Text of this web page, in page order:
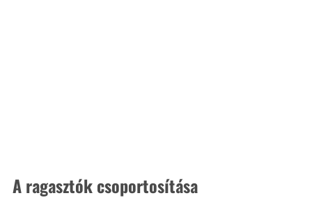
A ragasztók csoportosítása